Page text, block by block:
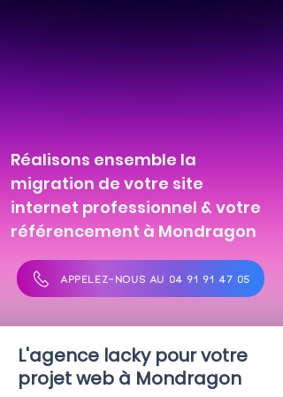
Réalisons ensemble la
migration de votre site
internet professionnel & votre
référencement à Mondragon
APPELEZ-NOUS AU 04 91 91 47 05
L'agence lacky pour votre
projet web à Mondragon